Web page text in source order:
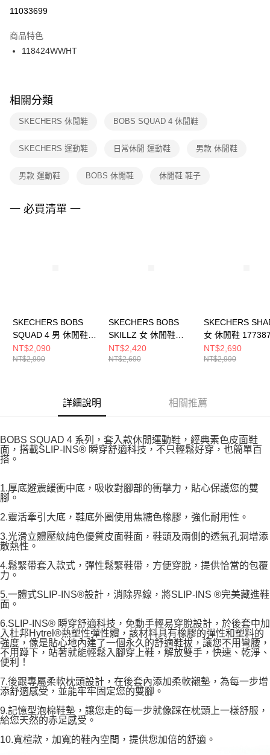
１．於結帳方式選擇「AFTEE先享後付」後，將跳轉至「AFTEE先享後付」
２．訂單成立數日內，您將收到繳費通知簡訊。
３．收到繳費通知簡訊後14天內，點擊此簡訊中的連結，可透過四大超商／
ATM／網路銀行／等多元方式進行付款，方視為交易完成。
※ 交易是否成功請以「AFTEE先享後付 」之結帳頁面顯示為準，若有關於
是否繳費成功／繳費後需取消欲退款等相關疑問，請聯繫「AFTEE先享後付
客戶支援中心」 https://netprotections.freshdesk.com/support/home
１．透過由恩沛科技股份有限公司提供之「AFTEE先享後付」服務完成之交
權轉讓予恩沛科技股份有限公司。
３．未成年的使用者請事先徵得法定代理人或監護人之同意方可使用
「AFTEE先享後付」，若未經同意申辦者引起之損失，本公司不負相關責
每筆NT$100，滿NT$1,500(含以上)免運費
付款後門市自取
每筆NT$100，滿NT$1,500(含以上)免運費
11033699
商品特色
118424WWHT
相關分類
SKECHERS 休閒鞋 BOBS SQUAD 4 休閒鞋
SKECHERS 運動鞋 日常休閒 運動鞋 男款 休閒鞋
男款 運動鞋 BOBS 休閒鞋 休閒鞋 鞋子
一 必買清單 一
SKECHERS BOBS
SQUAD 4 男 休閒鞋
118424WBLK
NT$2,090
NT$2,990
SKECHERS BOBS
SKILLZ 女 休閒鞋
117756WHT
NT$2,420
NT$2,690
SKECHERS
女 休閒鞋
NT$2,690
NT$2,990
詳細說明 相關推薦
BOBS SQUAD 4 系列，套入款休閒運動鞋，經典素色皮面鞋
面，搭載SLIP-INS® 瞬穿舒適科技，不只輕鬆好穿，也簡單百
搭。
1.厚底避震緩衝中底，吸收對腳部的衝擊力，貼心保護您的雙
腳。
2.靈活牽引大底，鞋底外圈使用焦糖色橡膠，強化耐用性。
3.光滑立體壓紋純色優質皮面鞋面，鞋頭及兩側的透氣孔洞增添
散熱性。
4.鬆緊帶套入款式，彈性鬆緊鞋帶，方便穿脫，提供恰當的包覆
力。
5.一體式SLIP-INS®設計，消除界線，將SLIP-INS ®完美藏進鞋
面。
6.SLIP-INS® 瞬穿舒適科技，免動手輕易穿脫設計，於後套中加
入杜邦Hytrel®熱塑性彈性體，該材料具有橡膠的彈性和塑料的
強度，像是貼心地內建了一個永久的舒適鞋拔，讓您不用彎腰，
不用蹲下，站著就能輕鬆入腳穿上鞋，解放雙手，快速、乾淨、
便利！
7.後跟專屬柔軟枕頭設計，在後套內添加柔軟襯墊，為每一步增
添舒適感受，並能牢牢固定您的雙腳。
9.記憶型泡棉鞋墊，讓您走的每一步就像踩在枕頭上一樣舒服，
給您天然的赤足感受。
10.寬楦款，加寬的鞋內空間，提供您加倍的舒適。